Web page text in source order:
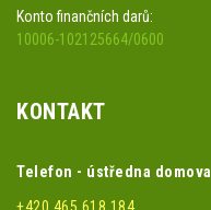
Konto finančních darů:
10006-102125664/0600
KONTAKT
Telefon - ústředna domova